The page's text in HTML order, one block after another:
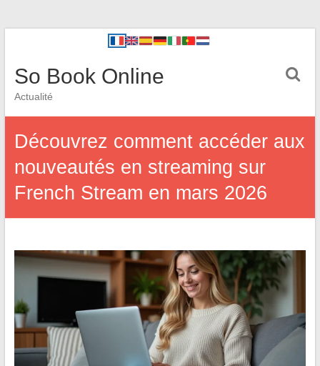
So Book Online
Actualité
Découvrez comment accéder aux
nouveautés en streaming sur
French Stream en mars 2026